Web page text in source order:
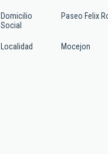
Domicilio
Social
Paseo Felix
Localidad Mocejon